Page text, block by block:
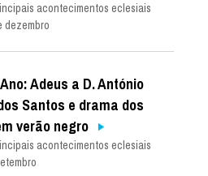
acontecimentos eclesiais
dezembro
Adeus a D. António
Santos e drama dos
verão negro
acontecimentos eclesiais